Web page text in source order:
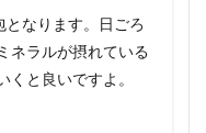
なります。日ごろ
ネラルが摂れている
と良いですよ。